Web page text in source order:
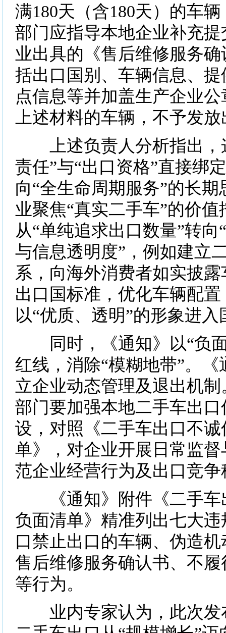
满180天（含180天）的车
部门应指导本地企业补充
业出具的《售后维修服务
括出口国别、车辆信息、
点信息等并加盖生产企业
上述材料的车辆，不予发
上述负责人分析指出，
责任”与“出口资格”直接绑
向“全生命周期服务”的长
业聚焦“真实二手车”的价
从“单纯追求出口数量”转
与信息透明度”，例如建立
系，向海外消费者如实披
出口国标准，优化车辆配
以“优质、透明”的形象进
同时，《通知》以“负面
红线，消除“模糊地带”。
立企业动态管理及退出机
部门要加强本地二手车出
设，对照《二手车出口不
单》，对企业开展日常监
范企业经营行为及出口竞争
《通知》附件《二手车
负面清单》精准列出七大
口禁止出口的车辆、伪造
售后维修服务确认书、不
等行为。
业内专家认为，此次发